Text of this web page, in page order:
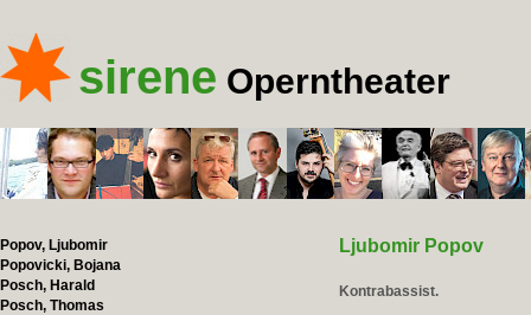
sirene Operntheater
Popov, Ljubomir
Popovicki, Bojana
Posch, Harald
Posch, Thomas
Ljubomir Popov
Kontrabassist.